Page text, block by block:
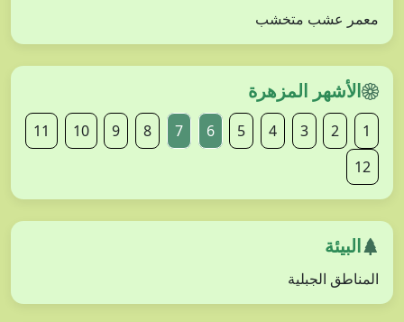
معمر عشب متخشب
الأشهر المزهرة
1
2
3
4
5
6
7
8
9
10
11
12
البيئة
المناطق الجبلية